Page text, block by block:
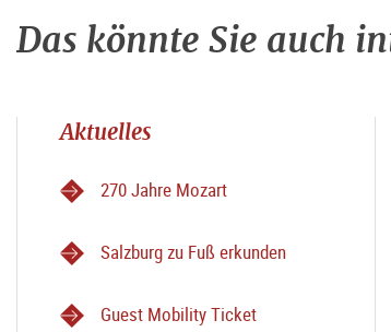
Das könnte Sie auch
Aktuelles
270 Jahre Mozart
Salzburg zu Fuß erkunden
Guest Mobility Ticket